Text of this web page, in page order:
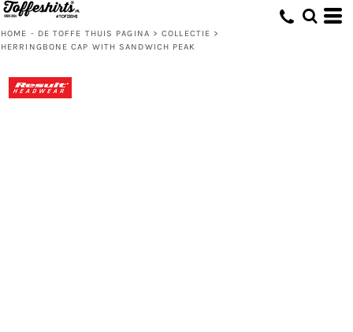
HOME - DE TOFFE THUIS PAGINA > COLLECTIE >
HERRINGBONE CAP WITH SANDWICH PEAK